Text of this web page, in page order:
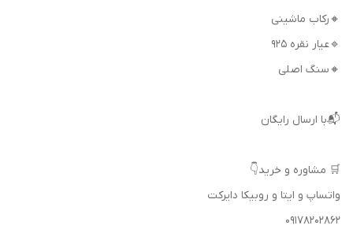
🔸رکاب ماشینی
🔹عیار نقره 925
🔸سنگ اصلی
📬با ارسال رایگان
🛒 مشاوره و خرید👇
واتساپ و ایتا و روبیکا دایرکت
09178202862